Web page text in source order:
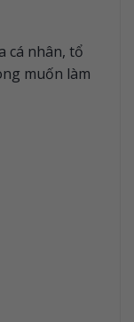
cá nhân, tổ
muốn làm